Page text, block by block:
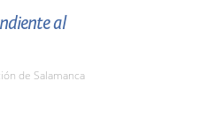
al
de Salamanca